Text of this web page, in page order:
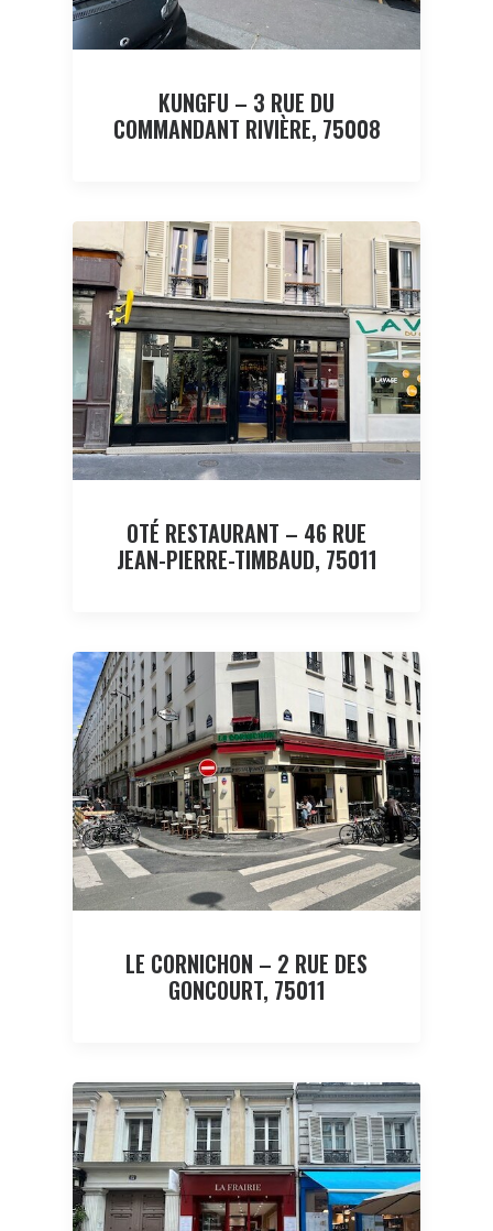
KUNGFU – 3 RUE DU
COMMANDANT RIVIÈRE, 75008
OTÉ RESTAURANT – 46 RUE
JEAN-PIERRE-TIMBAUD, 75011
LE CORNICHON – 2 RUE DES
GONCOURT, 75011